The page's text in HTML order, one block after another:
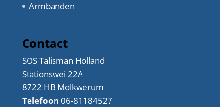
Armbanden
Contact
SOS Talisman Holland
Stationswei 22A
8722 HB Molkwerum
Telefoon 06-81184527